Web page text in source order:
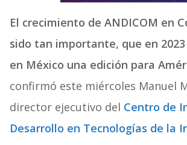
El crecimiento de ANDICOM en
sido tan importante, que en
en México una edición para
confirmó este miércoles Manuel
director ejecutivo del Centro de
Desarrollo en Tecnologías de la